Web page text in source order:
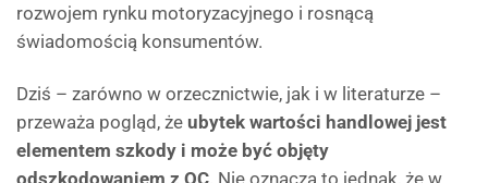
rozwojem rynku motoryzacyjnego i rosnącą
świadomością konsumentów.
Dziś – zarówno w orzecznictwie, jak i w literaturze –
przeważa pogląd, że ubytek wartości handlowej jest
elementem szkody i może być objęty
odszkodowaniem z OC. Nie oznacza to jednak, że w